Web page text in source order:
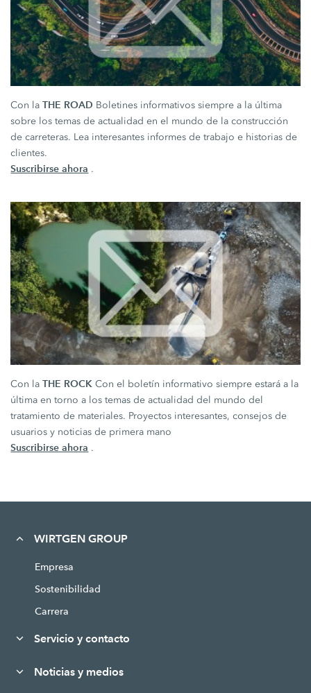
Con laTHE ROAD Boletines informativos siempre a la última
sobre los temas de actualidad en el mundo de la construcción
de carreteras. Lea interesantes informes de trabajo e historias de
clientes.
Suscribirse ahora .
Con laTHE ROCK Con el boletín informativo siempre estará a la
última en torno a los temas de actualidad del mundo del
tratamiento de materiales. Proyectos interesantes, consejos de
usuarios y noticias de primera mano
Suscribirse ahora .
WIRTGEN GROUP
Empresa
Sostenibilidad
Carrera
Servicio y contacto
Noticias y medios